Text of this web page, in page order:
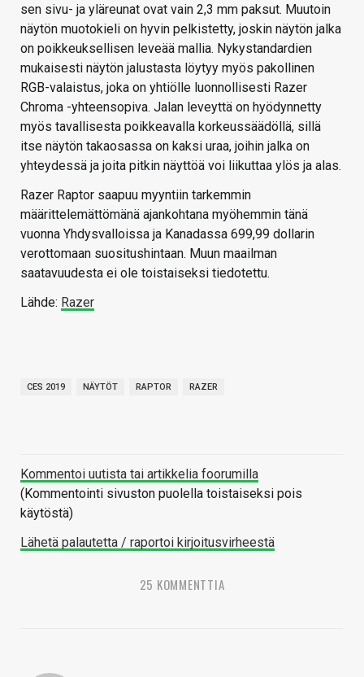
sen sivu- ja yläreunat ovat vain 2,3 mm paksut. Muutoin
näytön muotokieli on hyvin pelkistetty, joskin näytön jalka
on poikkeuksellisen leveää mallia. Nykystandardien
mukaisesti näytön jalustasta löytyy myös pakollinen
RGB-valaistus, joka on yhtiölle luonnollisesti Razer
Chroma -yhteensopiva. Jalan leveyttä on hyödynnetty
myös tavallisesta poikkeavalla korkeussäädöllä, sillä
itse näytön takaosassa on kaksi uraa, joihin jalka on
yhteydessä ja joita pitkin näyttöä voi liikuttaa ylös ja alas.
Razer Raptor saapuu myyntiin tarkemmin
määrittelemättömänä ajankohtana myöhemmin tänä
vuonna Yhdysvalloissa ja Kanadassa 699,99 dollarin
verottomaan suositushintaan. Muun maailman
saatavuudesta ei ole toistaiseksi tiedotettu.
Lähde: Razer
CES 2019 NÄYTÖT RAPTOR RAZER
Kommentoi uutista tai artikkelia foorumilla
(Kommentointi sivuston puolella toistaiseksi pois
käytöstä)
Lähetä palautetta / raportoi kirjoitusvirheestä
25 KOMMENTTIA